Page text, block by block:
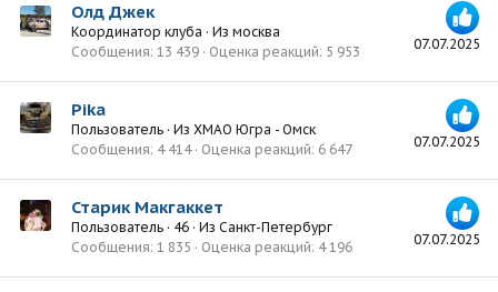
07.07.2025
Олд Джек
Координатор клуба · Из москва
Сообщения 13 439 Оценка реакций 5 953
07.07.2025
Pika
Пользователь · Из ХМАО Югра - Омск
Сообщения 4 414 Оценка реакций 6 647
07.07.2025
Старик Макгаккет
Пользователь · 46 · Из Санкт-Петербург
Сообщения 1 835 Оценка реакций 4 196